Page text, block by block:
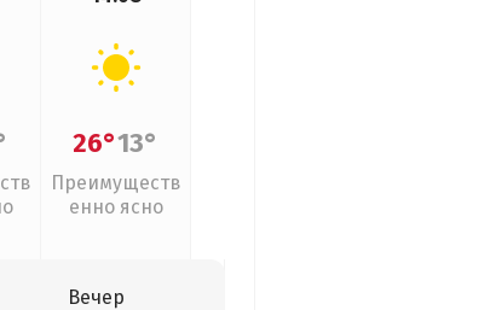
26°13°
Преимуществ
енно ясно
Вечер